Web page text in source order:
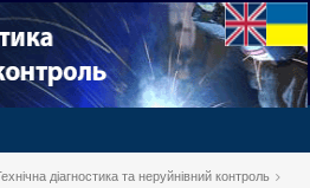
діагностика та неруйнівний контроль